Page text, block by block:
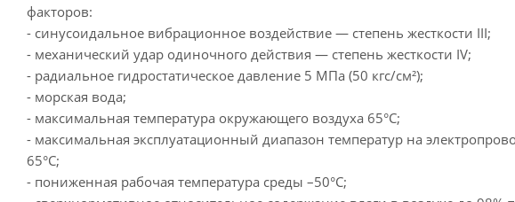
факторов:
- синусоидальное вибрационное воздействие — степень жесткости ІІІ;
- механический удар одиночного действия — степень жесткости ІV;
- радиальное гидростатическое давление 5 МПа (50 кгс/см²);
- морская вода;
- максимальная температура окружающего воздуха 65°С;
- максимальная эксплуатационный диапазон температур на
65°С;
- пониженная рабочая температура среды –50°С;